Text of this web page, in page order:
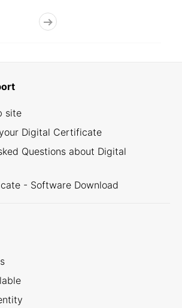
site
Digital Certificate
Questions about Digital
- Software Download